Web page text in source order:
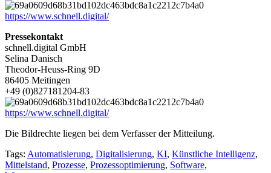
https://www.schnell.digital/
Pressekontakt
schnell.digital GmbH
Selina Danisch
Theodor-Heuss-Ring 9D
86405 Meitingen
+49 (0)827181204-83
https://www.schnell.digital/
Die Bildrechte liegen bei dem Verfasser der Mitteilung.
Tags: Automatisierung, Digitalisierung, KI, Künstliche Intelligenz,
Mittelstand, Prozesse, Prozessoptimierung, Software,